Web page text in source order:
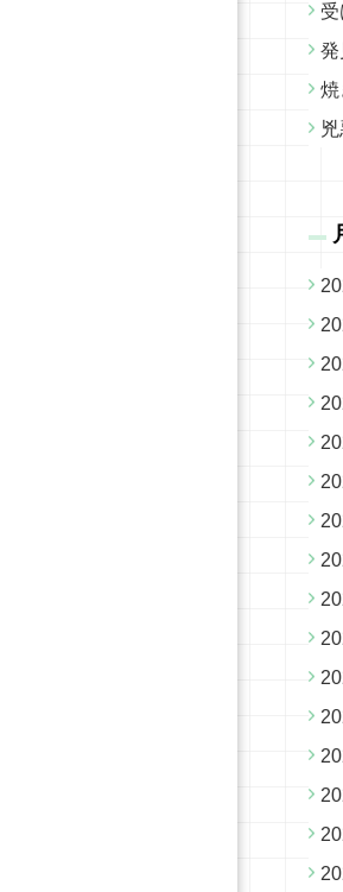
発
焼